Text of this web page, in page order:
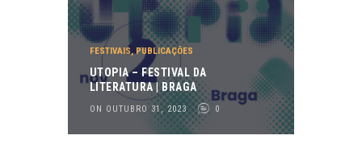
FESTIVAIS, PUBLICAÇÕES
UTOPIA – FESTIVAL DA
LITERATURA | BRAGA
ON OUTUBRO 31, 2023 0